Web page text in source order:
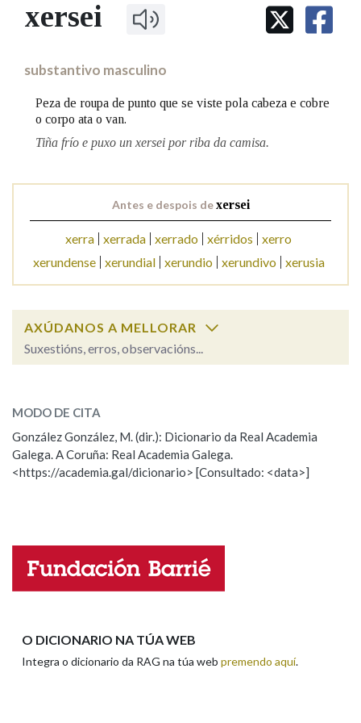
IDENTIDADE CORPORATIVA
MARCIAL DEL ADALID
FIGURAS HOMENAXEADAS
PRIMAVERA DAS LETRAS
Facebook
TwitterYoutubeInstagram
Bluesky
BUSCAR NOS LEMAS
Remata por
BUSCAR NO CONTIDO
Nas definicións
Nos exemplos
Na fraseoloxía
OUTRAS OPCIÓNS DE BUSCA
Pertence a
LIMPAR
xersei
substantivo masculino
Peza de roupa de punto que se viste pola cabeza e cobre
o corpo ata o van.
Tiña frío e puxo un xersei por riba da camisa.
Antes e despois dexersei
xerra xerrada xerrado xérridos
xerro
xerundense
xerundial xerundio xerundivo xerusia
AXÚDANOS A MELLORAR
Suxestións, erros, observacións...
ESCOLLE UNHA OPCIÓN:
Observación Hai un erro na palabra
Propoño mellorar a definición
Nome
MODO DE CITA
González González, M. (dir.): Dicionario da Real Academia
Galega. A Coruña: Real Academia Galega.
<https://academia.gal/dicionario> [Consultado: <data>]
O DICIONARIO NA TÚA WEB
Integra o dicionario da RAG na túa web premendo aquí.